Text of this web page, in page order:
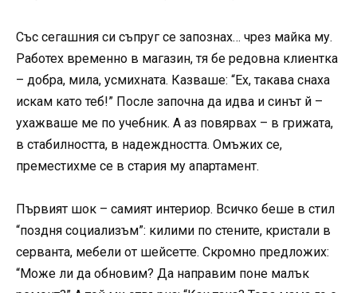
Със сегашния си съпруг се запознах… чрез майка му.
Работех временно в магазин, тя бе редовна клиентка
– добра, мила, усмихната. Казваше: “Ех, такава снаха
искам като теб!” После започна да идва и синът й –
ухажваше ме по учебник. А аз повярвах – в грижата,
в стабилността, в надеждността. Омъжих се,
преместихме се в стария му апартамент.
Първият шок – самият интериор. Всичко беше в стил
“поздня социализъм”: килими по стените, кристали в
серванта, мебели от шейсетте. Скромно предложих:
“Може ли да обновим? Да направим поне малък